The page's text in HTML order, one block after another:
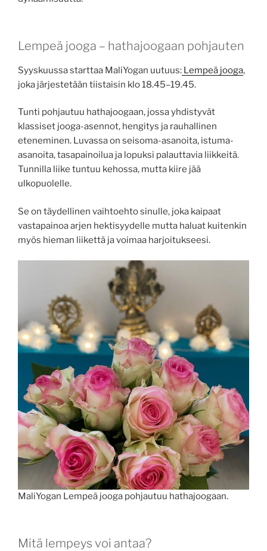
Lempeä jooga – hathajoogaan pohjauten
Syyskuussa starttaa MaliYogan uutuus: Lempeä jooga,
joka järjestetään tiistaisin klo 18.45–19.45.
Tunti pohjautuu hathajoogaan, jossa yhdistyvät
klassiset jooga-asennot, hengitys ja rauhallinen
eteneminen. Luvassa on seisoma-asanoita, istuma-
asanoita, tasapainoilua ja lopuksi palauttavia liikkeitä.
Tunnilla liike tuntuu kehossa, mutta kiire jää
ulkopuolelle.
Se on täydellinen vaihtoehto sinulle, joka kaipaat
vastapainoa arjen hektisyydelle mutta haluat kuitenkin
myös hieman liikettä ja voimaa harjoitukseesi.
MaliYogan Lempeä jooga pohjautuu hathajoogaan.
Mitä lempeys voi antaa?